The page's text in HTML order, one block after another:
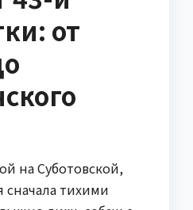
от
на Суботовской,
сначала тихими